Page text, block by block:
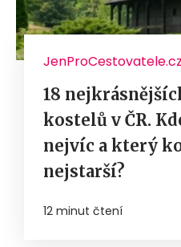
JenProCestovatele.cz
18
kostelů v ČR.
nejvíc a který
nejstarší?
12 minut čtení